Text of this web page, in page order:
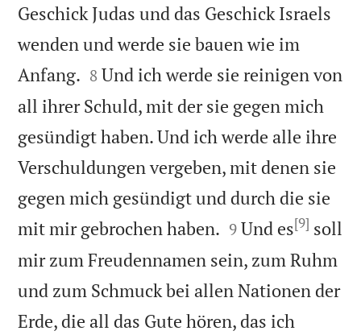
Geschick Judas und das Geschick Israels
wenden und werde sie bauen wie im
Anfang. 

8 Und ich werde sie reinigen von
all ihrer Schuld, mit der sie gegen mich
gesündigt haben. Und ich werde alle ihre
Verschuldungen vergeben, mit denen sie
gegen mich gesündigt und durch die sie
mit mir gebrochen haben. 

9 Und es[9] soll
mir zum Freudennamen sein, zum Ruhm
und zum Schmuck bei allen Nationen der
Erde, die all das Gute hören, das ich